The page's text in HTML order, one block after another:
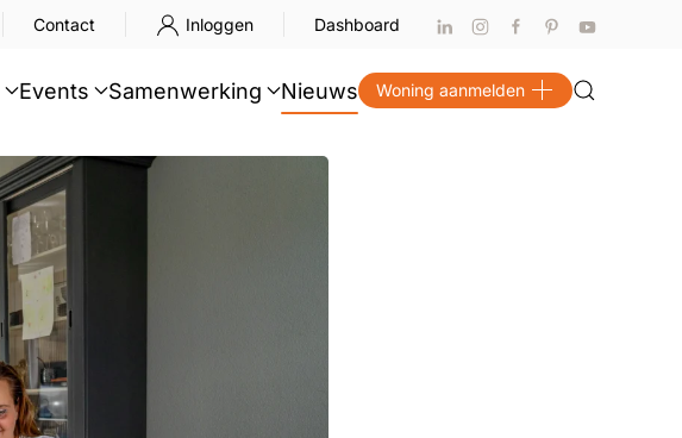
Contact Inloggen Dashboard
Events Samenwerking Nieuws Woning aanmelden